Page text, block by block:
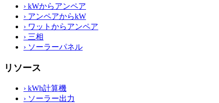
› kWからアンペア
› アンペアからkW
› ワットからアンペア
› 三相
› ソーラーパネル
リソース
› kWh計算機
› ソーラー出力